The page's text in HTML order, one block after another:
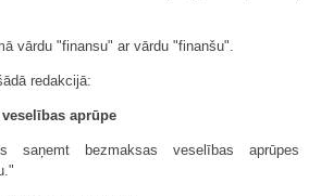
vārdu "finansu" ar vārdu "finanšu".
redakcijā:
aprūpe
saņemt bezmaksas veselības aprūpes